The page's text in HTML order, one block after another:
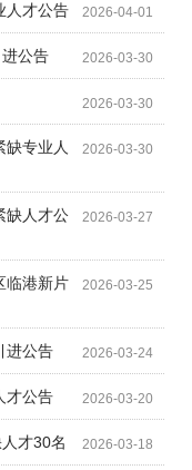
2026-04-01
人才公告
2026-03-30
公告
2026-03-30
2026-03-30
专业人
2026-03-27
缺人才公
2026-03-25
临港新片
2026-03-24
进公告
2026-03-20
才公告
2026-03-18
才30名